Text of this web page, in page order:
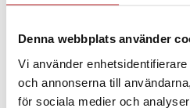
Denna webbplats använder
Vi använder
och annonserna till
för sociala medier och
SPECIFIKATION